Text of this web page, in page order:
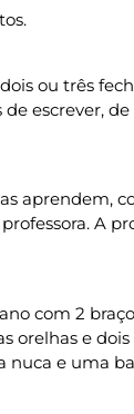
ou três
escrever,
aprendem,
A
com 2
orelhas e
nuca e uma